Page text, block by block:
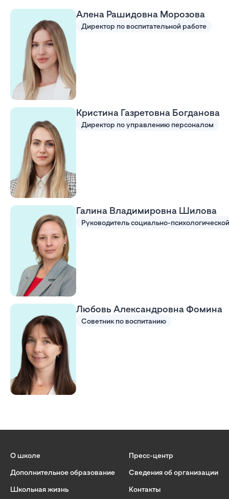
Алена Рашидовна Морозова
Директор по воспитательной работе
Кристина Газретовна Богданова
Директор по управлению персоналом
Галина Владимировна Шилова
Любовь Александровна Фомина
Советник по воспитанию
О школе
Дополнительное образование
Школьная жизнь
Пресс-центр
Сведения об организации
Контакты